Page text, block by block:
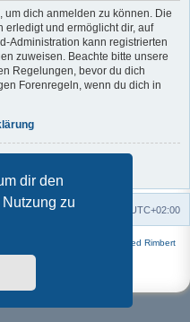
dir den
zu
um dich anmelden zu können. Die
erledigt und ermöglicht dir, auf
Administration kann registrierten
zuweisen. Beachte bitte unsere
Regelungen, bevor du dich
Forenregeln, wenn du dich in
Alle Zeiten sind UTC+02:00
Fred Rimbert
phpBB.de